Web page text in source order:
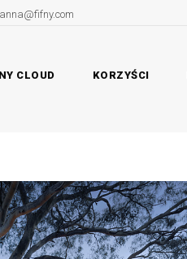
anna@fifny.com
CLOUD KORZYŚCI